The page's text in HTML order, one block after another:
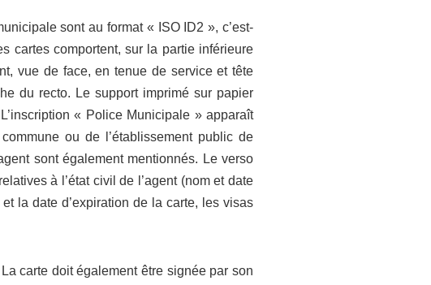
sont au format « ISO ID2 », c’est-
cartes comportent, sur la partie inférieure
vue de face, en tenue de service et tête
du recto. Le support imprimé sur papier
« Police Municipale » apparaît
ou de l’établissement public de
sont également mentionnés. Le verso
à l’état civil de l’agent (nom et date
la date d’expiration de la carte, les visas
carte doit également être signée par son